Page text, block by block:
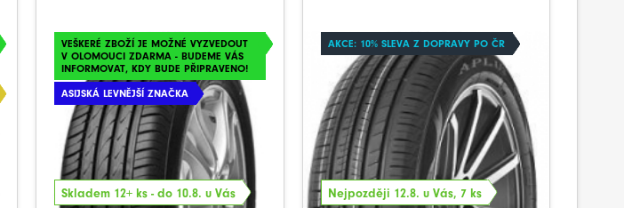
VEŠKERÉ ZBOŽÍ JE MOŽNÉ VYZVEDOUT
V OLOMOUCI ZDARMA - BUDEME VÁS
INFORMOVAT, KDY BUDE PŘIPRAVENO!
ASIJSKÁ LEVNĚJŠÍ ZNAČKA
Skladem 12+ ks - do 10.8. u Vás
AKCE: 10% SLEVA Z DOPRAVY PO ČR
Nejpozději 12.8. u Vás, 7 ks